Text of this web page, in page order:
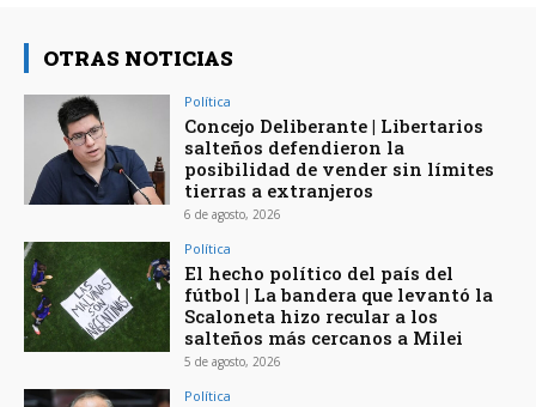
OTRAS NOTICIAS
Política
Concejo Deliberante | Libertarios
salteños defendieron la
posibilidad de vender sin límites
tierras a extranjeros
6 de agosto, 2026
Política
El hecho político del país del
fútbol | La bandera que levantó la
Scaloneta hizo recular a los
salteños más cercanos a Milei
5 de agosto, 2026
Política